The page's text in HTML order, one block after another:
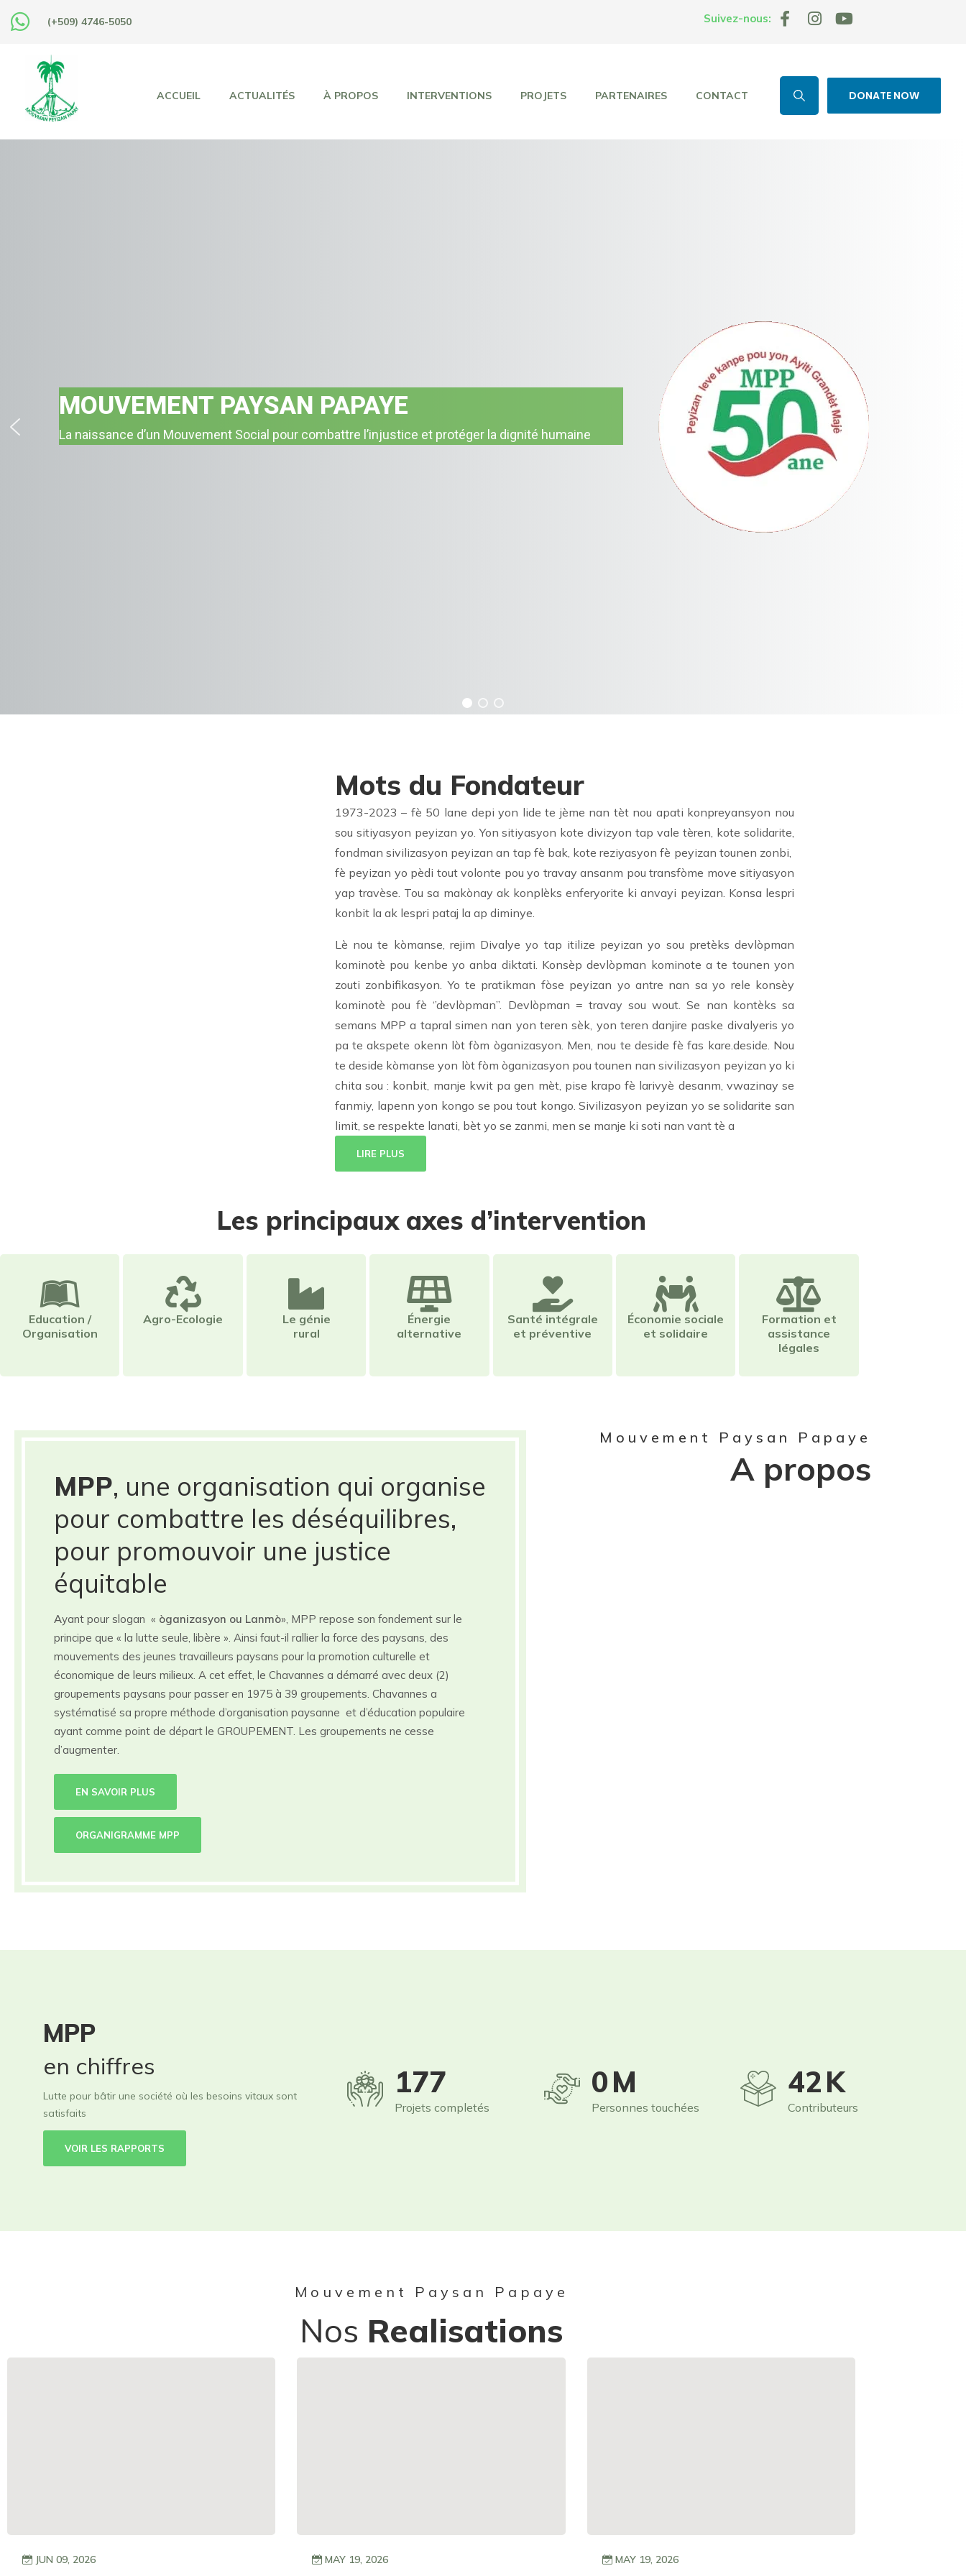
(+509) 4746-5050 Suivez-nous:
ACCUEIL ACTUALITÉS À PROPOS INTERVENTIONS PROJETS PARTENAIRES CONTACT DONATE NOW
MOUVEMENT PAYSAN PAPAYE
Une organisation qui organise pour combattre les déséquilibres, pour promouvoir une
justice équitable
Mots du Fondateur
1973-2023 – fè 50 lane depi yon lide te jème nan tèt nou apati konpreyansyon nou
sou sitiyasyon peyizan yo. Yon sitiyasyon kote divizyon tap vale tèren, kote solidarite,
fondman sivilizasyon peyizan an tap fè bak, kote reziyasyon fè peyizan tounen zonbi,
fè peyizan yo pèdi tout volonte pou yo travay ansanm pou transfòme move sitiyasyon
yap travèse. Tou sa makònay ak konplèks enferyorite ki anvayi peyizan. Konsa lespri
konbit la ak lespri pataj la ap diminye.
Lè nou te kòmanse, rejim Divalye yo tap itilize peyizan yo sou pretèks devlòpman
kominotè pou kenbe yo anba diktati. Konsèp devlòpman kominote a te tounen yon
zouti zonbifikasyon. Yo te pratikman fòse peyizan yo antre nan sa yo rele konsèy
kominotè pou fè ‘’devlòpman’’. Devlòpman = travay sou wout. Se nan kontèks sa
semans MPP a tapral simen nan yon teren sèk, yon teren danjire paske divalyeris yo
pa te akspete okenn lòt fòm òganizasyon. Men, nou te deside fè fas kare.deside. Nou
te deside kòmanse yon lòt fòm òganizasyon pou tounen nan sivilizasyon peyizan yo ki
chita sou : konbit, manje kwit pa gen mèt, pise krapo fè larivyè desanm, vwazinay se
fanmiy, lapenn yon kongo se pou tout kongo. Sivilizasyon peyizan yo se solidarite san
limit, se respekte lanati, bèt yo se zanmi, men se manje ki soti nan vant tè a
LIRE PLUS
Les principaux axes d’intervention
Education /
Organisation
Agro-Ecologie
Le génie
rural
Énergie
alternative
Santé intégrale
et préventive
Économie sociale
et solidaire
Formation et
assistance
légales
MPP, une organisation qui organise
pour combattre les déséquilibres,
pour promouvoir une justice
équitable
Ayant pour slogan « òganizasyon ou Lanmò», MPP repose son fondement sur le
principe que « la lutte seule, libère ». Ainsi faut-il rallier la force des paysans, des
mouvements des jeunes travailleurs paysans pour la promotion culturelle et
économique de leurs milieux. A cet effet, le Chavannes a démarré avec deux (2)
groupements paysans pour passer en 1975 à 39 groupements. Chavannes a
systématisé sa propre méthode d’organisation paysanne et d’éducation populaire
ayant comme point de départ le GROUPEMENT. Les groupements ne cesse
d’augmenter.
EN SAVOIR PLUS
ORGANIGRAMME MPP
Mouvement Paysan Papaye
A propos
MPP
en chiffres
Lutte pour bâtir une société où les besoins vitaux sont
satisfaits
VOIR LES RAPPORTS
250
Projets completés
1M
Personnes touchées
60K
Contributeurs
Mouvement Paysan Papaye
Nos Realisations
JUN 09, 2026 MAY 19, 2026 MAY 19, 2026